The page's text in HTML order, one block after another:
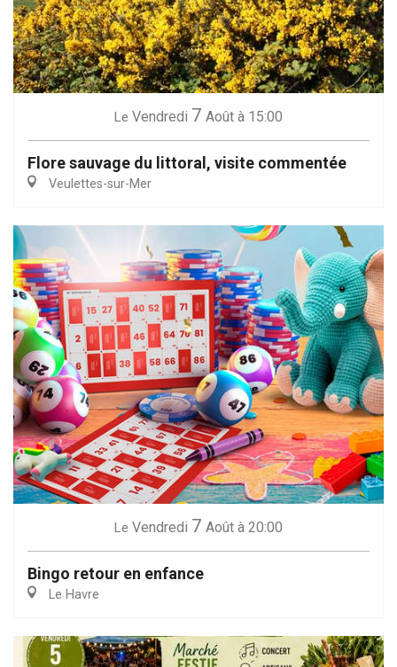
Le Vendredi 7 Août à 15:00
Flore sauvage du littoral, visite commentée
Veulettes-sur-Mer
Le Vendredi 7 Août à 20:00
Bingo retour en enfance
Le Havre